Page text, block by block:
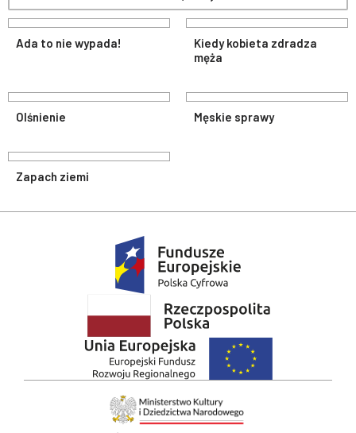
Ada to nie wypada!
Kiedy kobieta zdradza
męża
Olśnienie Męskie sprawy
Zapach ziemi